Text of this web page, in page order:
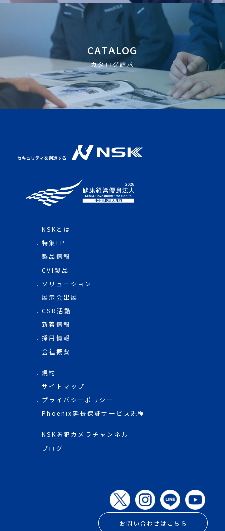
CATALOG
カタログ請求
NSKとは
特集LP
製品情報
CVI製品
ソリューション
展示会出展
CSR活動
新着情報
採用情報
会社概要
規約
サイトマップ
プライバシーポリシー
Phoenix延長保証サービス規程
NSK防犯カメラチャンネル
ブログ
お問い合わせはこちら